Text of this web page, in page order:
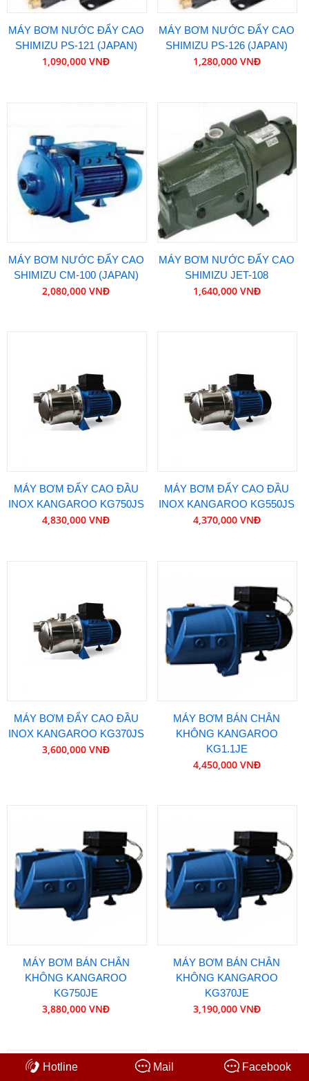
Hotline Mail Facebook
MÁY BƠM NƯỚC ĐẨY CAO
SHIMIZU PS-121 (JAPAN)
1,090,000 VNĐ
MÁY BƠM NƯỚC ĐẨY CAO
SHIMIZU PS-126 (JAPAN)
1,280,000 VNĐ
MÁY BƠM NƯỚC ĐẨY CAO
SHIMIZU CM-100 (JAPAN)
2,080,000 VNĐ
MÁY BƠM NƯỚC ĐẨY CAO
SHIMIZU JET-108
1,640,000 VNĐ
MÁY BƠM ĐẨY CAO ĐẦU
INOX KANGAROO KG750JS
4,830,000 VNĐ
MÁY BƠM ĐẨY CAO ĐẦU
INOX KANGAROO KG550JS
4,370,000 VNĐ
MÁY BƠM ĐẨY CAO ĐẦU
INOX KANGAROO KG370JS
3,600,000 VNĐ
MÁY BƠM BÁN CHÂN
KHÔNG KANGAROO
KG1.1JE
4,450,000 VNĐ
MÁY BƠM BÁN CHÂN
KHÔNG KANGAROO
KG750JE
3,880,000 VNĐ
MÁY BƠM BÁN CHÂN
KHÔNG KANGAROO
KG370JE
3,190,000 VNĐ